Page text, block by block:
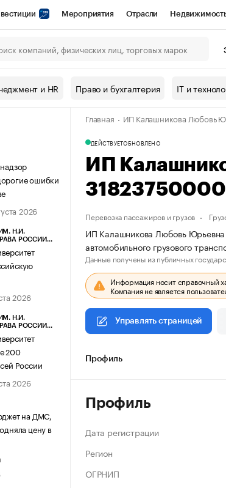
Мероприятия Отрасли
Конференции СПб Спецпроекты Проверка
Рынок наличной валюты
и HR Право и бухгалтерия IT и
ошибки
2026
Н.И.
РОССИИ
2026
Н.И.
РОССИИ
200
России
2026
на ДМС,
цену в
Главная ИП Калашникова Любовь
ДЕЙСТВУЕТОБНОВЛЕНО
ИП
Перевозка пассажиров и грузов
ИП Калашникова Любовь Юрьевна
автомобильного грузового
Данные получены из публичных
Информация носит справочный
Компания не является
Управлять страницей
Профиль
Профиль
Дата регистрации
Регион
ОГРНИП